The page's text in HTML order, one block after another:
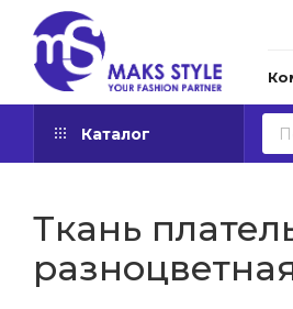
Каталог
Ткань